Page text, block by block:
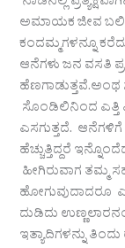
ಅಮಾಯಕ ಜೀವ
ಕಂದಮ್ಮಗಳನ್ನೂ
ಆನೆಗಳು ಜನ ವಸತಿ
ಹೆಣಗಾಡುತ್ತವೆ.ಅಂಥ
ಸೊಂಡಿಲಿನಿಂದ ಎತ್ತಿ
ಎಸಗುತ್ತದೆ.
ಹೆಚ್ಚುತ್ತಿದ್ದರೆ
ಹೀಗಿರುವಾಗ ತಮ್ಮ
ಹೋಗುವುದಾದರೂ
ದುಡಿದು
ಇತ್ಯಾದಿಗಳನ್ನು